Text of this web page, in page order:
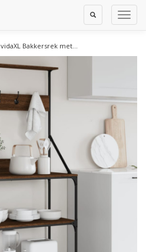
Toggle
Search
vidaXL Bakkersrek met...